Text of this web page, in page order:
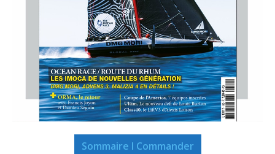
Sommaire I Commander